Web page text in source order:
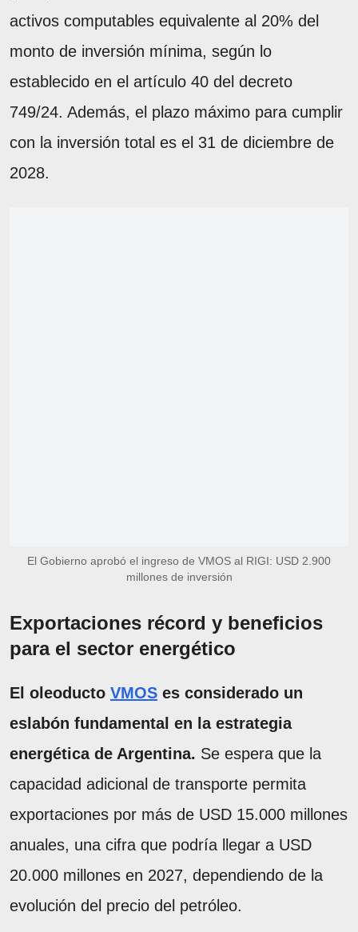
activos computables equivalente al 20% del
monto de inversión mínima, según lo
establecido en el artículo 40 del decreto
749/24. Además, el plazo máximo para cumplir
con la inversión total es el 31 de diciembre de
2028.
El Gobierno aprobó el ingreso de VMOS al RIGI: USD 2.900
millones de inversión
Exportaciones récord y beneficios
para el sector energético
El oleoducto VMOS es considerado un
eslabón fundamental en la estrategia
energética de Argentina. Se espera que la
capacidad adicional de transporte permita
exportaciones por más de USD 15.000 millones
anuales, una cifra que podría llegar a USD
20.000 millones en 2027, dependiendo de la
evolución del precio del petróleo.